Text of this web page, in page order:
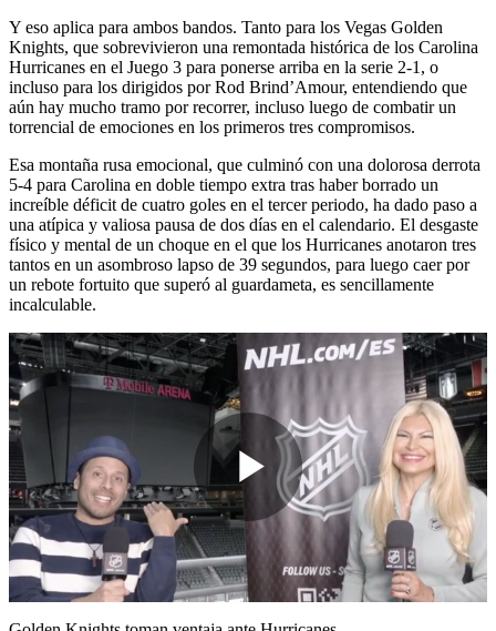
Y eso aplica para ambos bandos. Tanto para los Vegas Golden
Knights, que sobrevivieron una remontada histórica de los Carolina
Hurricanes en el Juego 3 para ponerse arriba en la serie 2-1, o
incluso para los dirigidos por Rod Brind’Amour, entendiendo que
aún hay mucho tramo por recorrer, incluso luego de combatir un
torrencial de emociones en los primeros tres compromisos.
Esa montaña rusa emocional, que culminó con una dolorosa derrota
5-4 para Carolina en doble tiempo extra tras haber borrado un
increíble déficit de cuatro goles en el tercer periodo, ha dado paso a
una atípica y valiosa pausa de dos días en el calendario. El desgaste
físico y mental de un choque en el que los Hurricanes anotaron tres
tantos en un asombroso lapso de 39 segundos, para luego caer por
un rebote fortuito que superó al guardameta, es sencillamente
incalculable.
Play